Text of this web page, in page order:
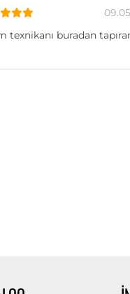
texnikanı buradan